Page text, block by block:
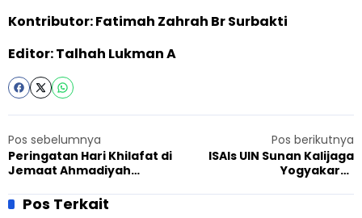
Kontributor: Fatimah Zahrah Br Surbakti
Editor: Talhah Lukman A
Pos sebelumnya
Peringatan Hari Khilafat di
Jemaat Ahmadiyah
Orang Hadir
Pos berikutnya
ISAIs UIN Sunan Kalijaga
Yogyakarta
Pembekalan Potensi Riset
Pos Terkait